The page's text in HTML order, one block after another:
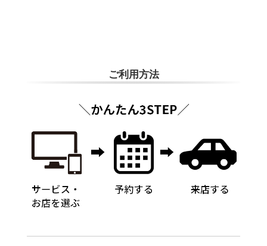
ご利用方法